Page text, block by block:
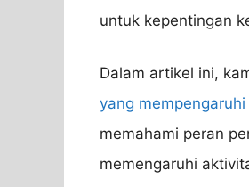
untuk kepentingan
Dalam artikel ini,
yang mempengaruhi
memahami peran
memengaruhi